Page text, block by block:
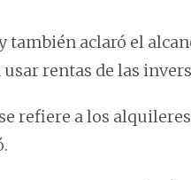
también aclaró el
rentas de las
refiere a los